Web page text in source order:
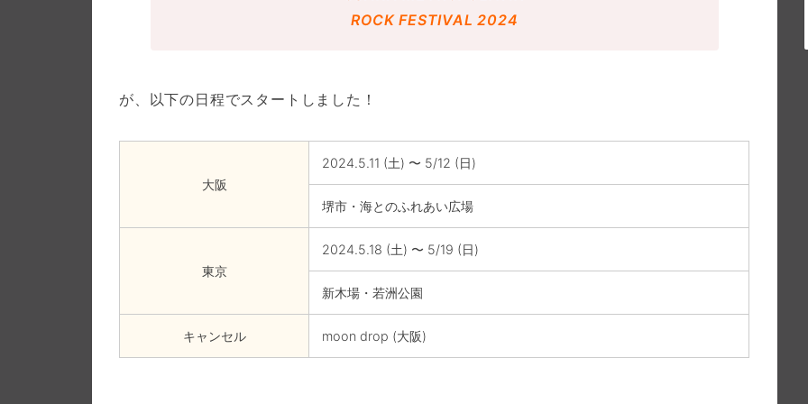
ROCK FESTIVAL 2024
が、以下の日程でスタートしました！
大阪
2024.5.11 (土) 〜 5/12 (日)
堺市・海とのふれあい広場
東京
2024.5.18 (土) 〜 5/19 (日)
新木場・若洲公園
キャンセル moon drop (大阪)